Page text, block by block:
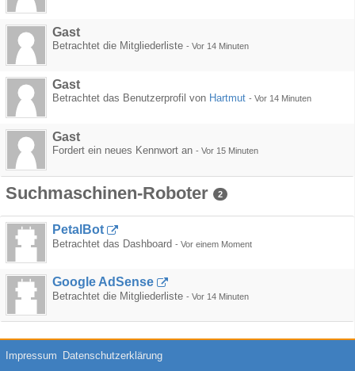
Gast
Betrachtet die Mitgliederliste - Vor 14 Minuten
Gast
Betrachtet das Benutzerprofil von Hartmut - Vor 14 Minuten
Gast
Fordert ein neues Kennwort an - Vor 15 Minuten
Suchmaschinen-Roboter 2
PetalBot
Betrachtet das Dashboard - Vor einem Moment
Google AdSense
Betrachtet die Mitgliederliste - Vor 14 Minuten
Impressum Datenschutzerklärung